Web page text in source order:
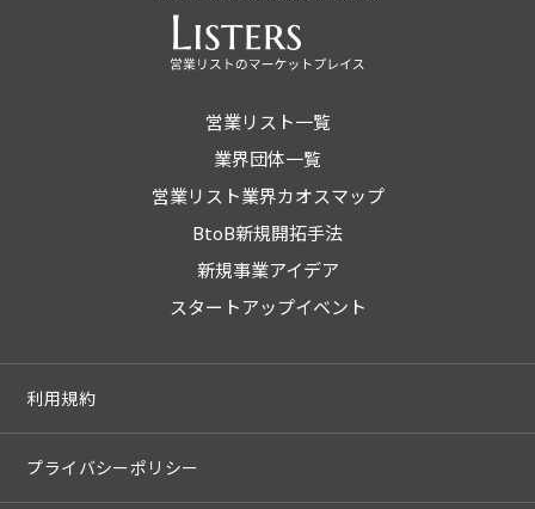
営業リスト一覧
業界団体一覧
営業リスト業界カオスマップ
BtoB新規開拓手法
新規事業アイデア
スタートアップイベント
利用規約
プライバシーポリシー